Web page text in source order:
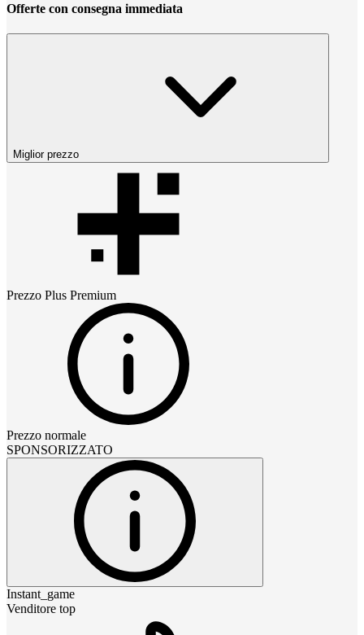
Offerte con consegna immediata
Miglior prezzo
Prezzo Plus Premium
Prezzo normale
SPONSORIZZATO
Instant_game
Venditore top